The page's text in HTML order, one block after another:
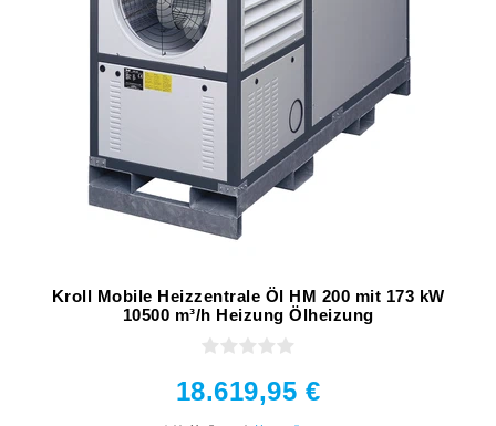
Kroll Mobile Heizzentrale Öl HM 200 mit 173 kW
10500 m³/h Heizung Ölheizung
18.619,95 €